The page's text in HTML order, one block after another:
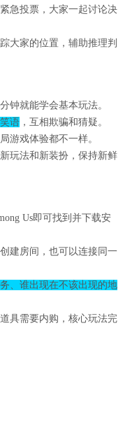
急投票，大家一起讨论决
大家的位置，辅助推理判
钟就能学会基本玩法。
语，互相欺骗和猜疑。
游戏体验都不一样。
玩法和新装扮，保持新鲜
Us即可找到并下载安
建房间，也可以连接同一
、谁出现在不该出现的地
具需要内购，核心玩法完